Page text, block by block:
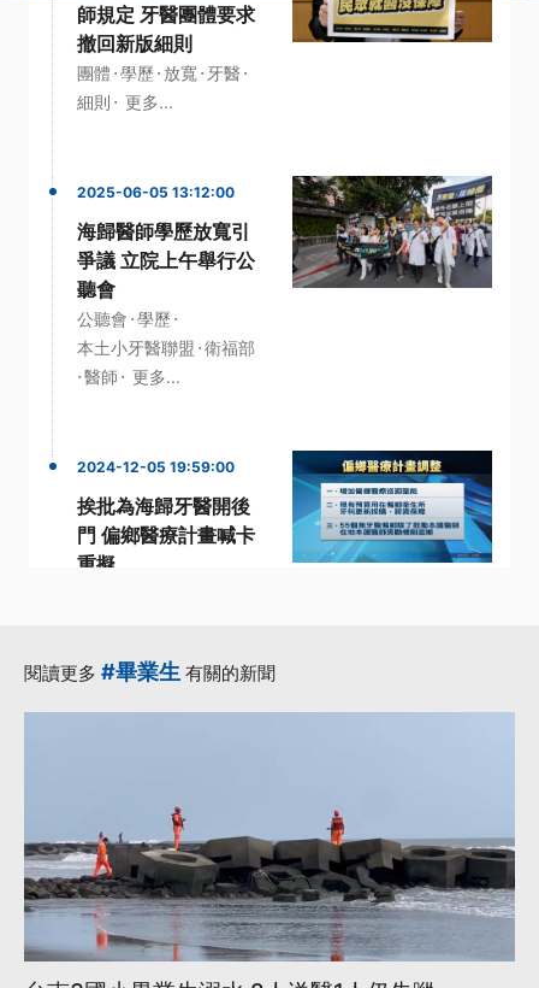
師規定 牙醫團體要求
撤回新版細則
團體 ·學歷 · 放寬 · 牙醫·
細則 · 更多...
2025-06-05 13:12:00
海歸醫師學歷放寬引
爭議 立院上午舉行公
聽會
公聽會 ·學歷 ·
本土小牙醫聯盟 ·衛福部
·醫師 · 更多...
2024-12-05 19:59:00
挨批為海歸牙醫開後
門 偏鄉醫療計畫喊卡
重擬
閱讀更多 #畢業生 有關的新聞